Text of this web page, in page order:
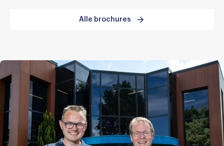
Alle brochures